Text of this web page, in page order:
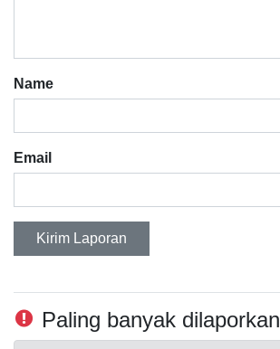
Name
Email
Kirim Laporan
Paling banyak dilaporkan